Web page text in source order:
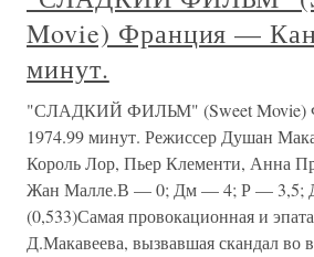
Movie) Франция —
минут.
"СЛАДКИЙ ФИЛЬМ" (Sweet Movie)
1974.99 минут. Режиссер Душан
Король Лор, Пьер Клементи, Анна
Жан Малле.В — 0; Дм — 4; Р — 3,5;
(0,533)Самая провокационная и
Д.Макавеева, вызвавшая скандал во